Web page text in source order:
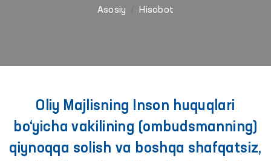
Asosiy Hisobot
Oliy Majlisning Inson huquqlari
bo‘yicha vakilining (ombudsmanning)
qiynoqqa solish va boshqa shafqatsiz,